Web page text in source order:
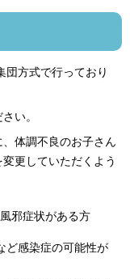
団方式で行っており
い。
体調不良のお子さん
更していただくよう
邪症状がある方
ど感染症の可能性が